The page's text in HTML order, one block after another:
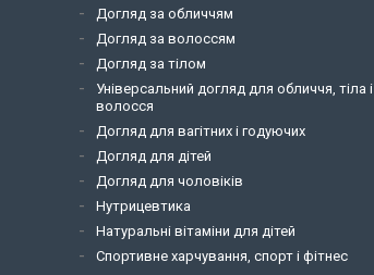
Догляд за обличчям
Догляд за волоссям
Догляд за тілом
Універсальний догляд для обличчя, тіла і
волосся
Догляд для вагітних і годуючих
Догляд для дітей
Догляд для чоловіків
Нутрицевтика
Натуральні вітаміни для дітей
Спортивне харчування, спорт і фітнес